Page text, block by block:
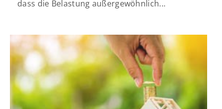
dass die Belastung außergewöhnlich...